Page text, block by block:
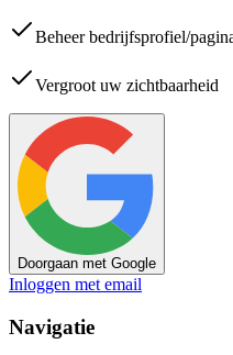
Beheer bedrijfsprofiel/
Vergroot uw zichtbaarheid
Doorgaan met Google
Inloggen met email
Navigatie